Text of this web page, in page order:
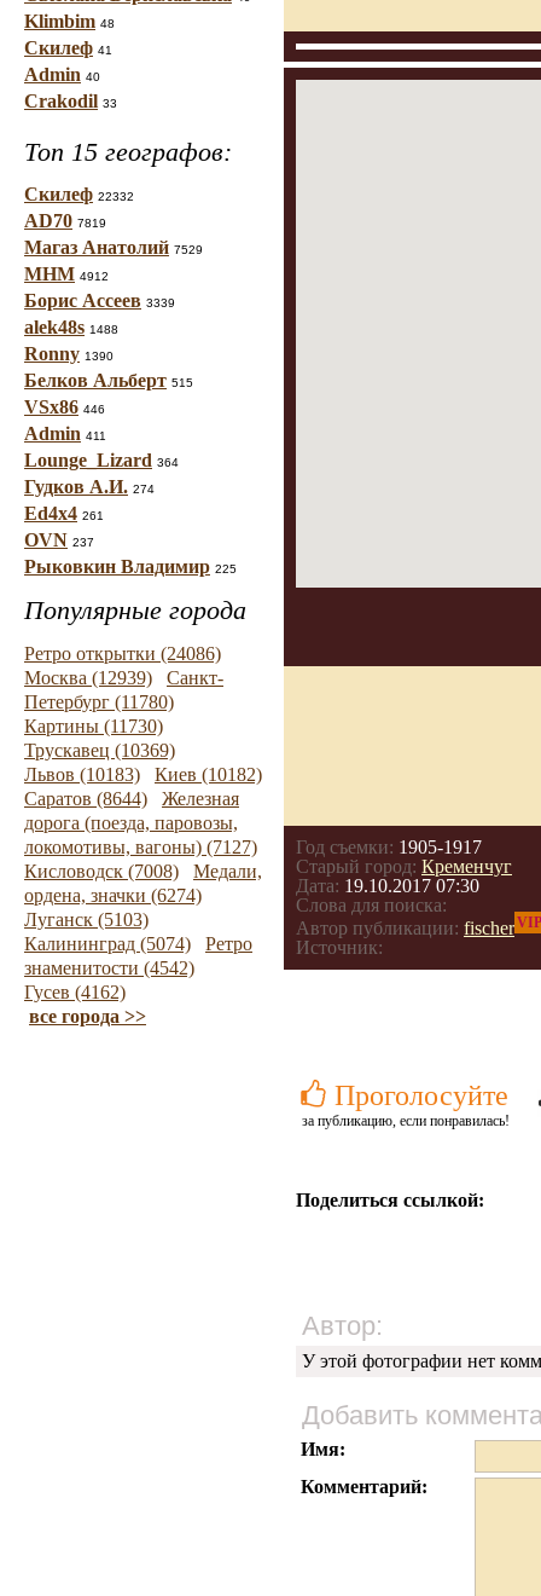
Klimbim 48
Скилеф 41
Admin 40
Crakodil 33
Топ 15 географов:
Скилеф 22332
AD70 7819
Магаз Анатолий 7529
МНМ 4912
Борис Ассеев 3339
alek48s 1488
Ronny 1390
Белков Альберт 515
VSx86 446
Admin 411
Lounge_Lizard 364
Гудков А.И. 274
Ed4x4 261
OVN 237
Рыковкин Владимир 225
Популярные города
Ретро открытки (24086)
Москва (12939)
Санкт-
Петербург (11780)
Картины (11730)
Трускавец (10369)
Львов (10183)
Киев (10182)
Саратов (8644)
Железная
дорога (поезда, паровозы,
локомотивы, вагоны) (7127)
Кисловодск (7008)
Медали,
ордена, значки (6274)
Луганск (5103)
Калининград (5074)
Ретро
знаменитости (4542)
Гусев (4162)
все города >>
Год съемки: 1905-1917
Старый город: Кременчуг
Дата: 19.10.2017 07:30
Слова для поиска:
Автор публикации: fischerVIP
Источник:
Проголосуйте
за публикацию, если понравилась!
Поделиться ссылкой:
Автор:
У этой фотографии нет
Добавить
Имя:
Комментарий: